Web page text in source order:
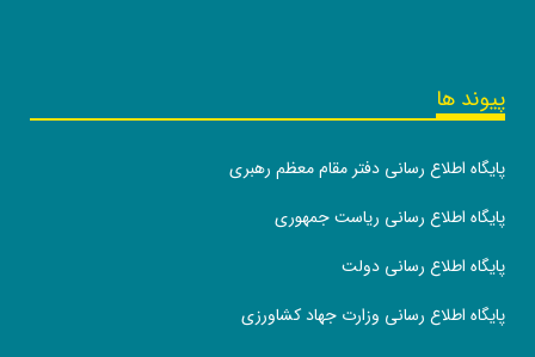
پیوند ها
پایگاه اطلاع رسانی دفتر مقام معظم رهبری
پایگاه اطلاع رسانی ریاست جمهوری
پایگاه اطلاع رسانی دولت
پایگاه اطلاع رسانی وزارت جهاد کشاورزی